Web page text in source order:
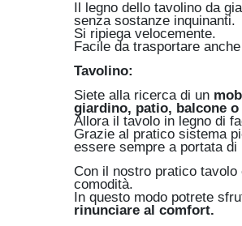
Il legno dello tavolino da
senza sostanze inquinanti.
Si ripiega velocemente.
Facile da trasportare
Tavolino:
Siete alla ricerca di un
giardino, patio, balcone
Allora il tavolo in legno di
Grazie al pratico sistema
essere sempre a portata di
Con il nostro pratico
comodità.
In questo modo potrete
rinunciare al comfort.